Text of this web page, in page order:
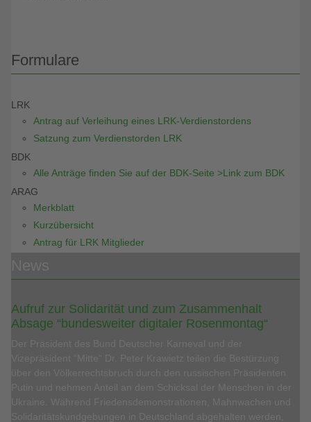
Formulare
LRK
Antrag auf Verleihung eines LRK-Verdienstordens
Satzung zum Verdienstorden LRK
BDK
Alle Anträge finden Sie auf der BDK-Seite >Link zum BDK
ARAG
Merkblatt
Kurzübersicht
Antrag für LRK Mitglieder
Aufruf zur Solidarität und zum Zusammenhalt
Absage “bundesweiter digitaler Rosenmontag“